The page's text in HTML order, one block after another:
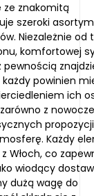
ze znakomitą
szeroki
Niezależnie od
komfortowej
powinien
ich
z
Każdy
Włoch, co
wiodący
dużą wagę do